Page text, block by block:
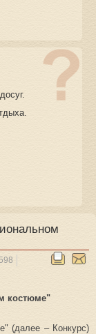
костюме"
(далее – Конкурс)